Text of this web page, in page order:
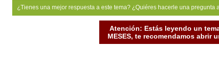
¿Tienes una mejor respuesta a este tema? ¿Quiéres hacerle una
Atención: Estás leyendo un
MESES, te recomendamos abrir